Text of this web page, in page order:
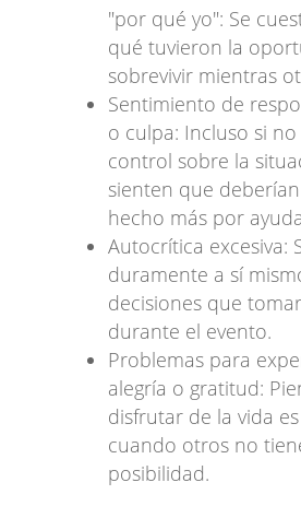
"por qué yo": Se
qué tuvieron la
sobrevivir mientras
Sentimiento de
o culpa: Incluso si
control sobre la
sienten que
hecho más por
Autocrítica excesiva:
duramente a sí
decisiones que
durante el evento.
Problemas para
alegría o gratitud:
disfrutar de la vida
cuando otros no
posibilidad.